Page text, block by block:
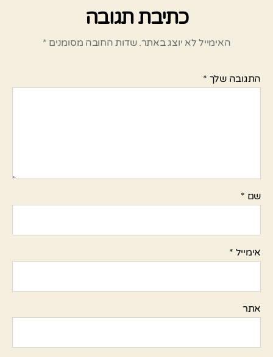
כתיבת תגובה
האימייל לא יוצג באתר. שדות החובה מסומנים *
התגובה שלך *
שם *
אימייל *
אתר